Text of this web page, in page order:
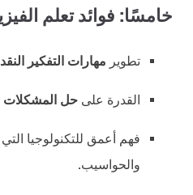
خامسًا: فوائد تعلم
تطوير مهارات التفكير
القدرة على حل المشكلات
فهم أعمق للتكنولوجيا
والحواسيب.